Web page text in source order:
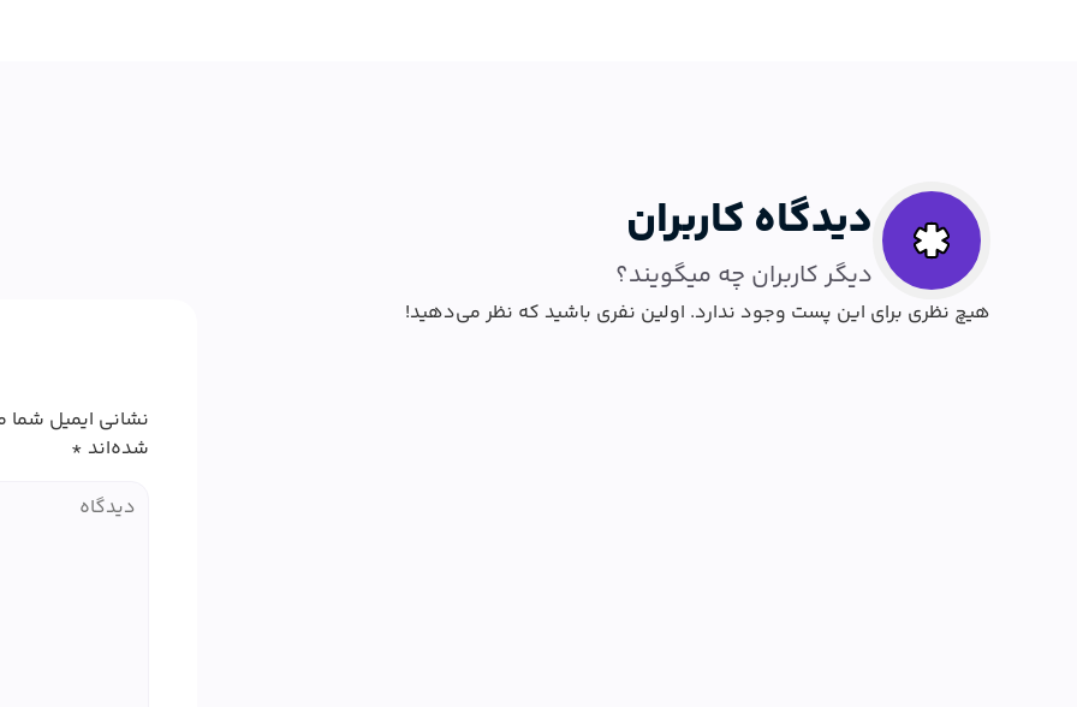
دیدگاه کاربران
دیگر کاربران چه میگویند؟
هیچ نظری برای این پست وجود ندارد. اولین نفری باشید که نظر می‌دهید!
نشانی ایمیل
شده‌اند *